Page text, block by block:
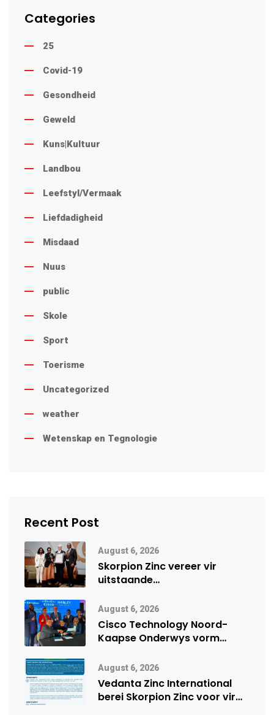
Categories
25
Covid-19
Gesondheid
Geweld
Kuns|Kultuur
Landbou
Leefstyl/Vermaak
Liefdadigheid
Misdaad
Nuus
public
Skole
Sport
Toerisme
Uncategorized
weather
Wetenskap en Tegnologie
Recent Post
August 6, 2026
Skorpion Zinc vereer vir
uitstaande
Namibië Mynbou Ekspo
August 6, 2026
Cisco Technology Noord-
Kaapse Onderwys vorm
vennootskap
August 6, 2026
Vedanta Zinc International
berei Skorpion Zinc voor vir